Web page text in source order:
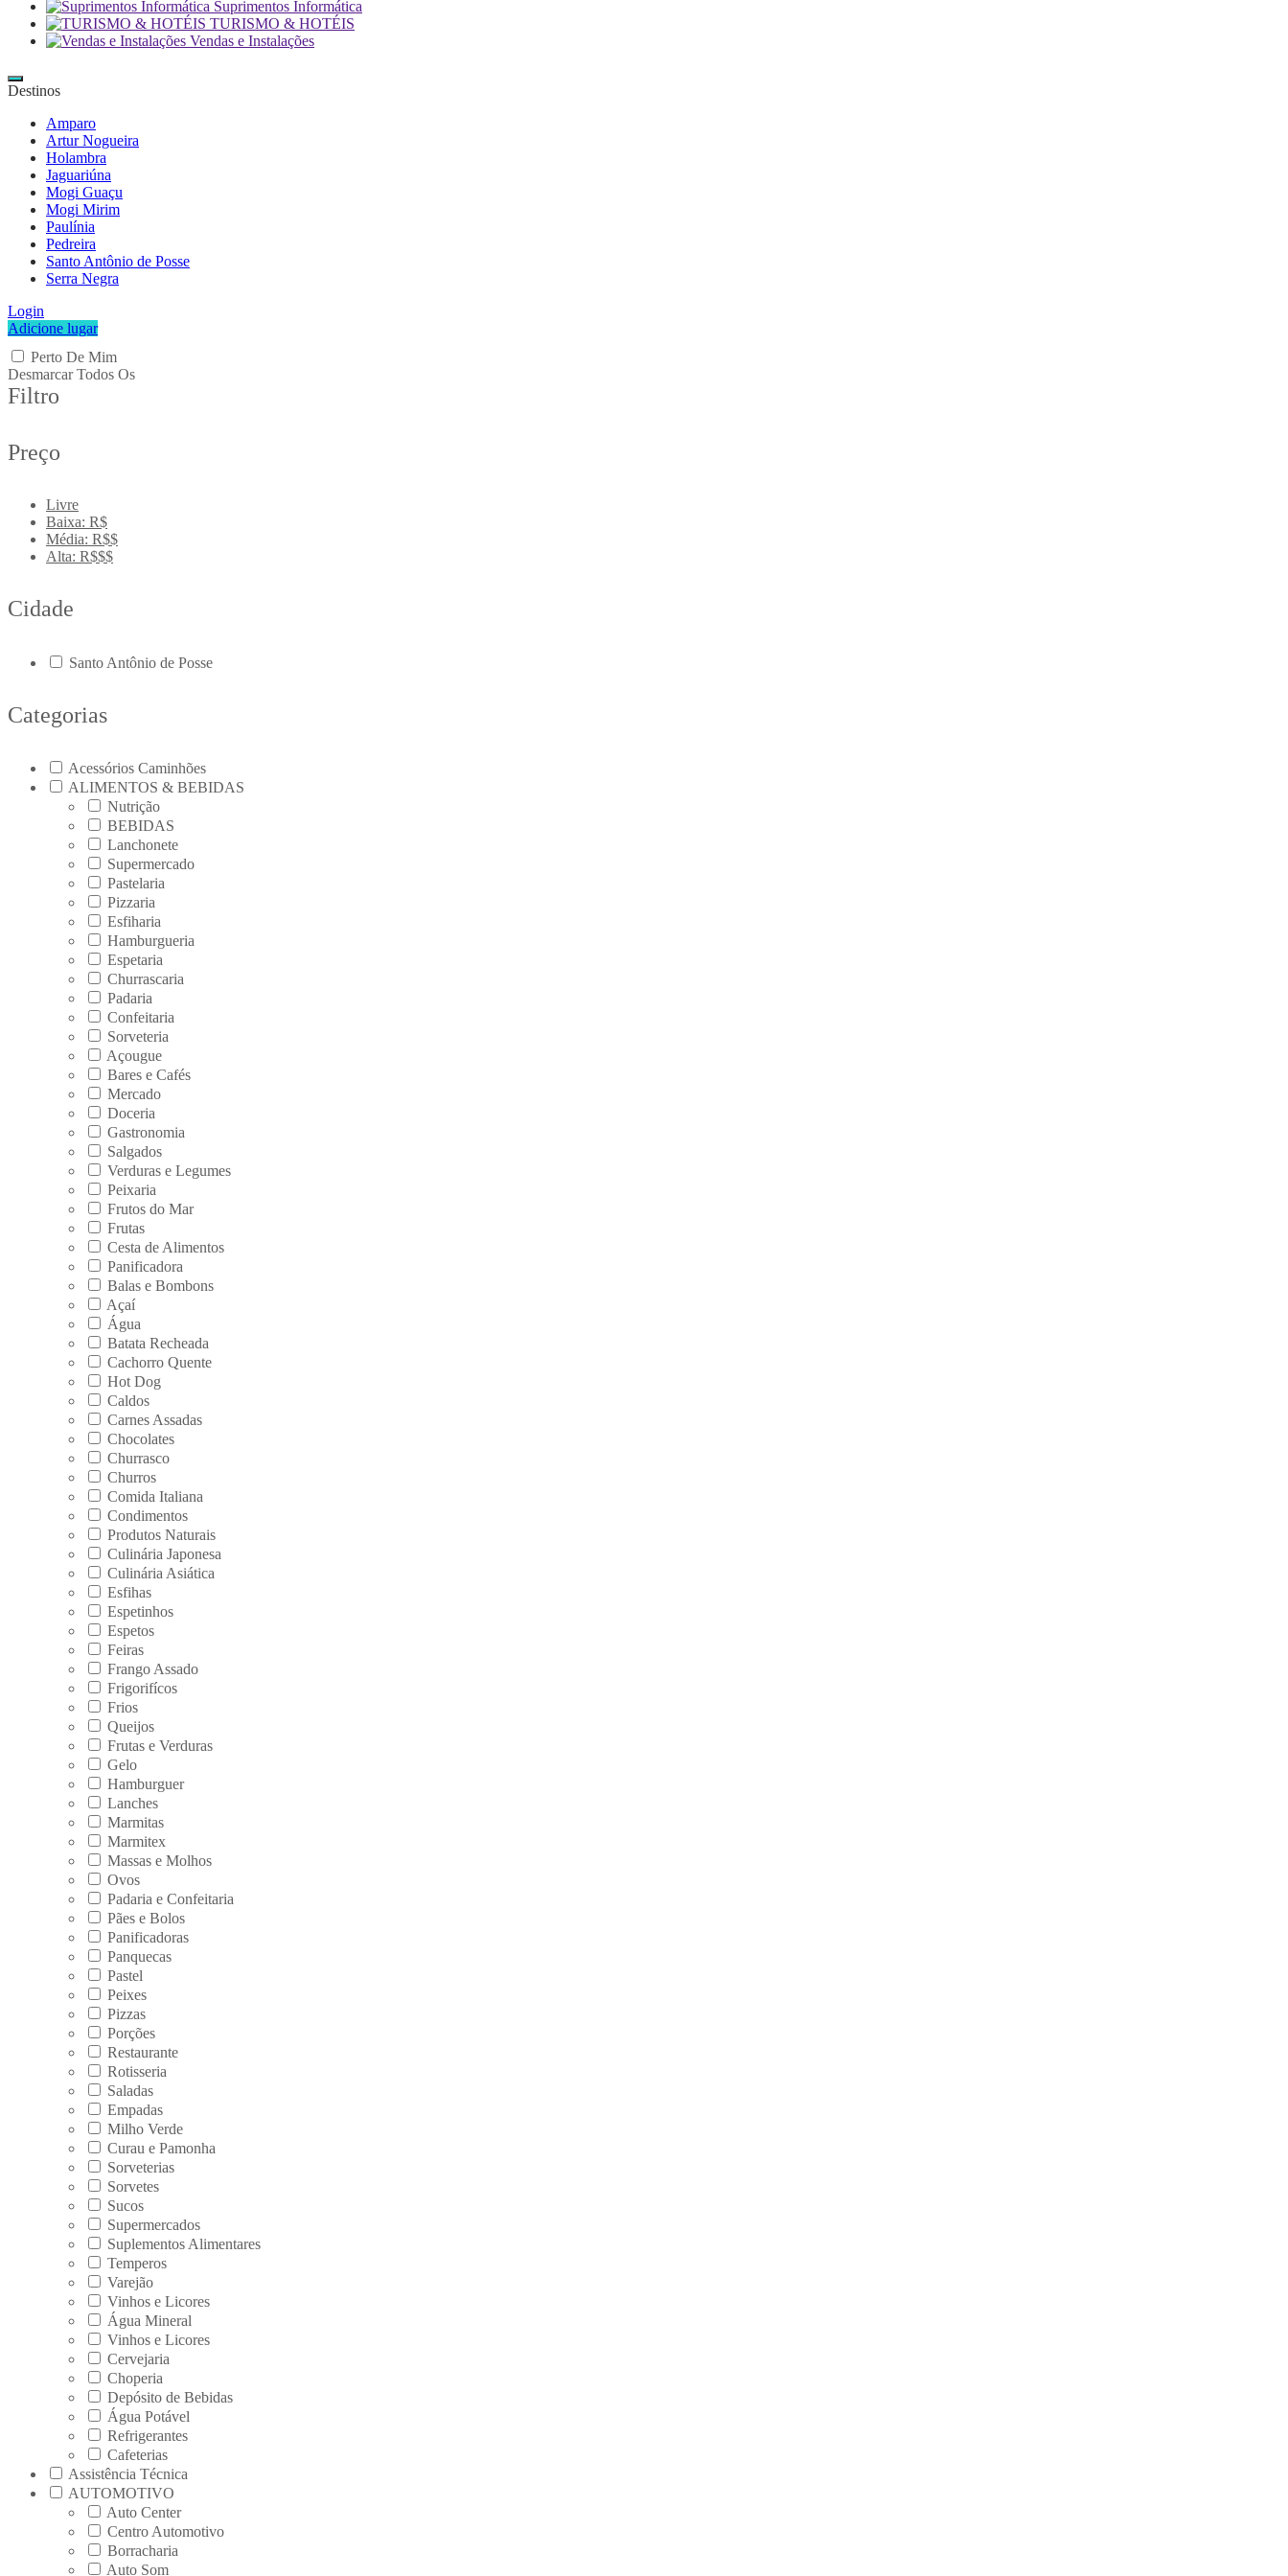
Suprimentos Informática
TURISMO & HOTÉIS
Vendas e Instalações
Destinos
Amparo
Artur Nogueira
Holambra
Jaguariúna
Mogi Guaçu
Mogi Mirim
Paulínia
Pedreira
Santo Antônio de Posse
Serra Negra
Login
Adicione lugar
Perto De Mim
Desmarcar Todos Os
Filtro
Preço
Livre
Baixa: R$
Média: R$$
Alta: R$$$
Cidade
Santo Antônio de Posse
Categorias
Acessórios Caminhões
ALIMENTOS & BEBIDAS
Nutrição
BEBIDAS
Lanchonete
Supermercado
Pastelaria
Pizzaria
Esfiharia
Hamburgueria
Espetaria
Churrascaria
Padaria
Confeitaria
Sorveteria
Açougue
Bares e Cafés
Mercado
Doceria
Gastronomia
Salgados
Verduras e Legumes
Peixaria
Frutos do Mar
Frutas
Cesta de Alimentos
Panificadora
Balas e Bombons
Açaí
Água
Batata Recheada
Cachorro Quente
Hot Dog
Caldos
Carnes Assadas
Chocolates
Churrasco
Churros
Comida Italiana
Condimentos
Produtos Naturais
Culinária Japonesa
Culinária Asiática
Esfihas
Espetinhos
Espetos
Feiras
Frango Assado
Frigorifícos
Frios
Queijos
Frutas e Verduras
Gelo
Hamburguer
Lanches
Marmitas
Marmitex
Massas e Molhos
Ovos
Padaria e Confeitaria
Pães e Bolos
Panificadoras
Panquecas
Pastel
Peixes
Pizzas
Porções
Restaurante
Rotisseria
Saladas
Empadas
Milho Verde
Curau e Pamonha
Sorveterias
Sorvetes
Sucos
Supermercados
Suplementos Alimentares
Temperos
Varejão
Vinhos e Licores
Água Mineral
Vinhos e Licores
Cervejaria
Choperia
Depósito de Bebidas
Água Potável
Refrigerantes
Cafeterias
Assistência Técnica
AUTOMOTIVO
Auto Center
Centro Automotivo
Borracharia
Auto Som